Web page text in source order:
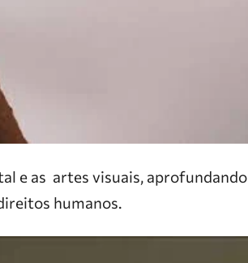
e as artes visuais, aprofundando
humanos.